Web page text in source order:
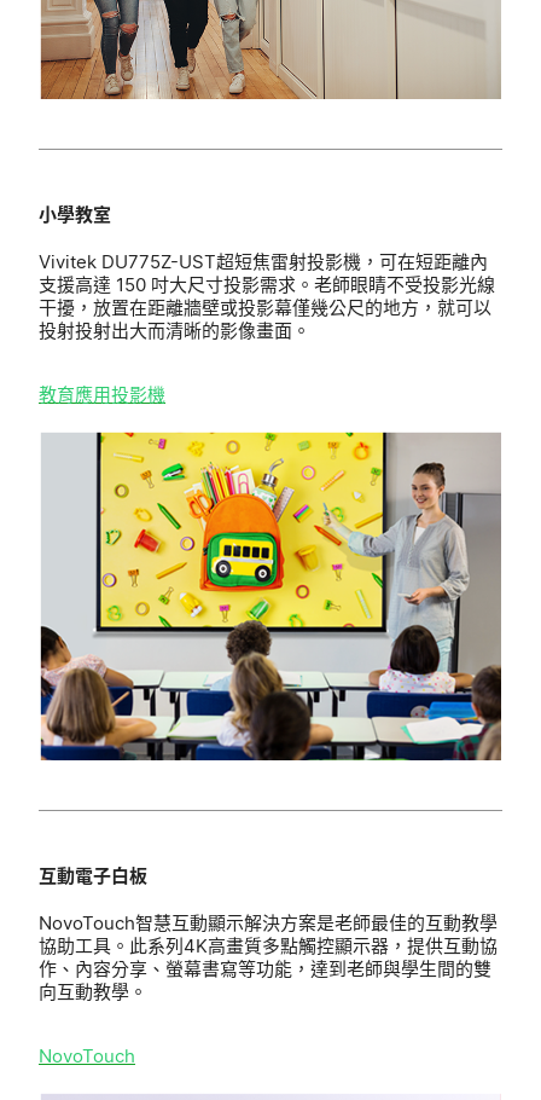
小學教室
Vivitek DU775Z-UST超短焦雷射投影機，可在短距離內
支援高達 150 吋大尺寸投影需求。老師眼睛不受投影光線
干擾，放置在距離牆壁或投影幕僅幾公尺的地方，就可以
投射投射出大而清晰的影像畫面。
教育應用投影機
互動電子白板
NovoTouch智慧互動顯示解決方案是老師最佳的互動教學
協助工具。此系列4K高畫質多點觸控顯示器，提供互動協
作、內容分享、螢幕書寫等功能，達到老師與學生間的雙
向互動教學。
NovoTouch